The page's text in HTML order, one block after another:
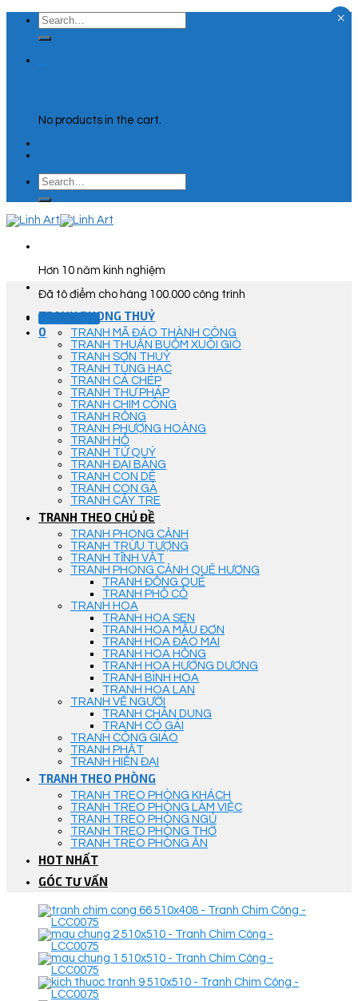
Skip
content
Search
for:
No products in the cart.
Search
for:
Hơn 10 năm kinh nghiệm
Đã tô điểm cho hàng 100.000 công trình
Góc Tư Vấn
0
TRANH PHONG THUỶ
TRANH MÃ ĐÁO THÀNH CÔNG
TRANH THUẬN BUỒM XUÔI GIÓ
TRANH SƠN THUỶ
TRANH TÙNG HẠC
TRANH CÁ CHÉP
TRANH THƯ PHÁP
TRANH CHIM CÔNG
TRANH RỒNG
TRANH PHƯỢNG HOÀNG
TRANH HỔ
TRANH TỨ QUÝ
TRANH ĐẠI BÀNG
TRANH CON DÊ
TRANH CON GÀ
TRANH CÂY TRE
TRANH THEO CHỦ ĐỀ
TRANH PHONG CẢNH
TRANH TRỪU TƯỢNG
TRANH TĨNH VẬT
TRANH PHONG CẢNH QUÊ HƯƠNG
TRANH ĐỒNG QUÊ
TRANH PHỐ CỔ
TRANH HOA
TRANH HOA SEN
TRANH HOA MẪU ĐƠN
TRANH HOA ĐÀO MAI
TRANH HOA HỒNG
TRANH HOA HƯỚNG DƯƠNG
TRANH BÌNH HOA
TRANH HOA LAN
TRANH VẼ NGƯỜI
TRANH CHÂN DUNG
TRANH CÔ GÁI
TRANH CÔNG GIÁO
TRANH PHẬT
TRANH HIỆN ĐẠI
TRANH THEO PHÒNG
TRANH TREO PHÒNG KHÁCH
TRANH TREO PHÒNG LÀM VIỆC
TRANH TREO PHÒNG NGỦ
TRANH TREO PHÒNG THỜ
TRANH TREO PHÒNG ĂN
HOT NHẤT
GÓC TƯ VẤN
×